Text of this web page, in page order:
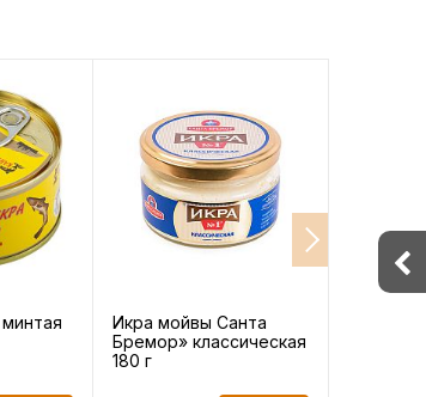
Икра мойвы Санта
Бремор» классическая
180 г